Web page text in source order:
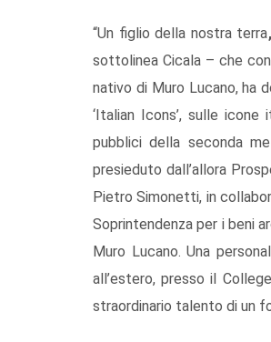
“Un figlio della nostra terra,
sottolinea Cicala – che
nativo di Muro Lucano, ha
‘Italian Icons’, sulle
pubblici della seconda
presieduto dall’allora
Pietro Simonetti, in
Soprintendenza per i beni
Muro Lucano. Una
all’estero, presso il
straordinario talento di un